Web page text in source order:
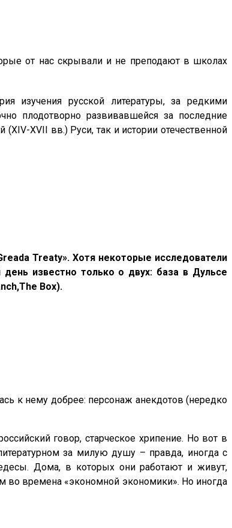
от нас скрывали и не преподают в школах
изучения русской литературы, за редкими
плодотворно развивавшейся за последние
XVII вв.) Руси, так и истории отечественной
Treaty». Хотя некоторые исследователи
известно только о двух: база в Дульсе
Box).
к нему добрее: персонаж анекдотов (нередко
говор, старческое хрипение. Но вот в
за милую душу – правда, иногда с
Дома, в которых они работают и живут,
во времена «экономной экономики». Но иногда